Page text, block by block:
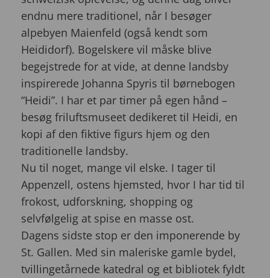
endnu mere traditionel, når I besøger
alpebyen Maienfeld (også kendt som
Heididorf). Bogelskere vil måske blive
begejstrede for at vide, at denne landsby
inspirerede Johanna Spyris til børnebogen
“Heidi”. I har et par timer på egen hånd –
besøg friluftsmuseet dedikeret til Heidi, en
kopi af den fiktive figurs hjem og den
traditionelle landsby.
Nu til noget, mange vil elske. I tager til
Appenzell, ostens hjemsted, hvor I har tid til
frokost, udforskning, shopping og
selvfølgelig at spise en masse ost.
Dagens sidste stop er den imponerende by
St. Gallen. Med sin maleriske gamle bydel,
tvillingetårnede katedral og et bibliotek fyldt